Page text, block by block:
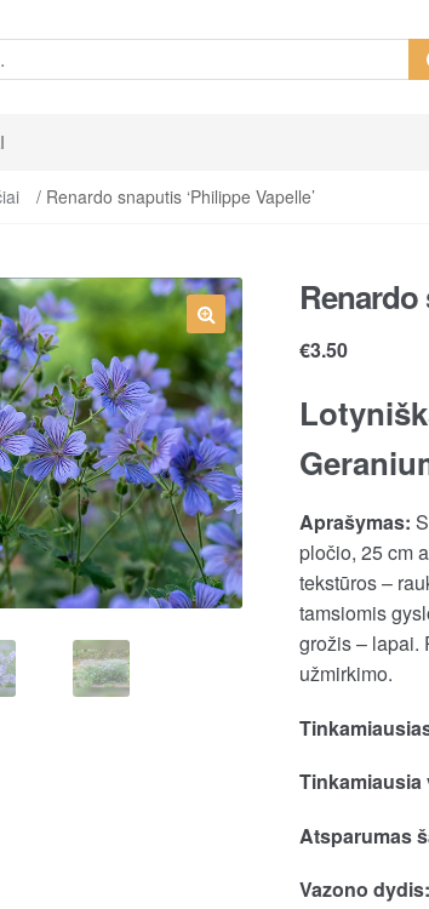
/ Renardo snaputis ‘Philippe Vapelle’
Renardo
€3.50
Aprašymas:
pločio, 25 cm
tekstūros –
tamsiomis
grožis – lapai.
užmirkimo.
Tinkamiausia
Atsparumas
Vazono dydis: